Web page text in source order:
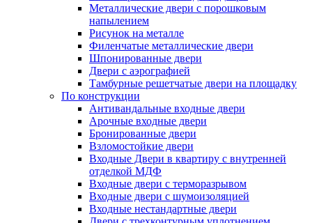
Металлические двери с порошковым
напылением
Рисунок на металле
Филенчатые металлические двери
Шпонированные двери
Двери с аэрографией
Тамбурные решетчатые двери на площадку
По конструкции
Антивандальные входные двери
Арочные входные двери
Бронированные двери
Взломостойкие двери
Входные Двери в квартиру с внутренней
отделкой МДФ
Входные двери с терморазрывом
Входные двери с шумоизоляцией
Входные нестандартные двери